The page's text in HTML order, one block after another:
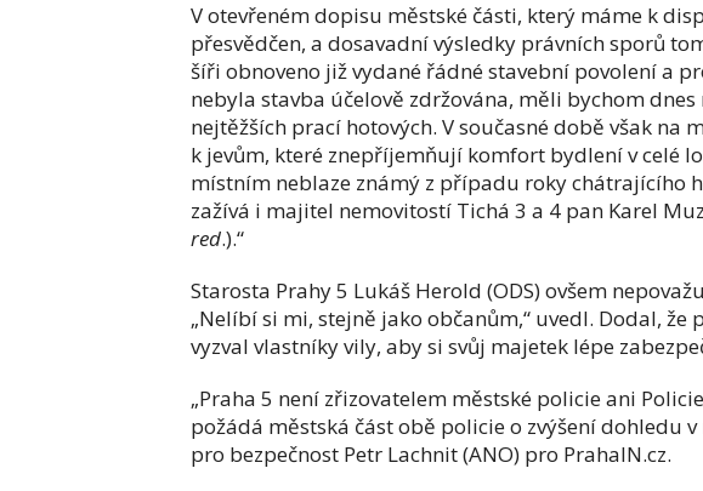
V otevřeném dopisu městské části, který máme k
přesvědčen, a dosavadní výsledky právních sporů
šíři obnoveno již vydané řádné stavební povolení a
nebyla stavba účelově zdržována, měli bychom
nejtěžších prací hotových. V současné době však na
k jevům, které znepříjemňují komfort bydlení v celé
místním neblaze známý z případu roky chátrajícího
zažívá i majitel nemovitostí Tichá 3 a 4 pan Karel
red.).“
Starosta Prahy 5 Lukáš Herold (ODS) ovšem
„Nelíbí si mi, stejně jako občanům,“ uvedl. Dodal,
vyzval vlastníky vily, aby si svůj majetek lépe
„Praha 5 není zřizovatelem městské policie ani
požádá městská část obě policie o zvýšení dohledu
pro bezpečnost Petr Lachnit (ANO) pro PrahaIN.cz.